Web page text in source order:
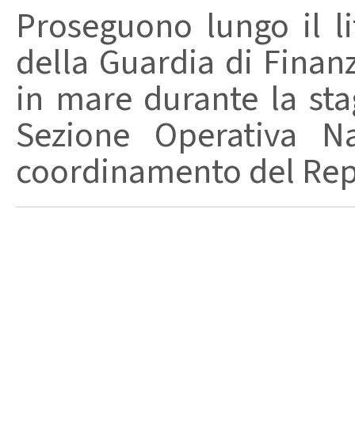
Proseguono lungo il
della Guardia di
in mare durante la
Sezione Operativa
coordinamento del